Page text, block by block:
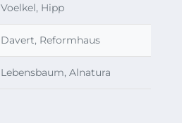
Voelkel, Hipp
Davert, Reformhaus
Lebensbaum, Alnatura